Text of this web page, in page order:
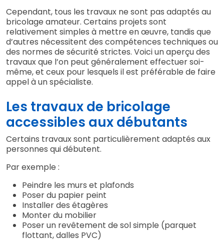
Cependant, tous les travaux ne sont pas adaptés au
bricolage amateur. Certains projets sont
relativement simples à mettre en œuvre, tandis que
d’autres nécessitent des compétences techniques ou
des normes de sécurité strictes. Voici un aperçu des
travaux que l’on peut généralement effectuer soi-
même, et ceux pour lesquels il est préférable de faire
appel à un spécialiste.
Les travaux de bricolage
accessibles aux débutants
Certains travaux sont particulièrement adaptés aux
personnes qui débutent.
Par exemple :
Peindre les murs et plafonds
Poser du papier peint
Installer des étagères
Monter du mobilier
Poser un revêtement de sol simple (parquet
flottant, dalles PVC)